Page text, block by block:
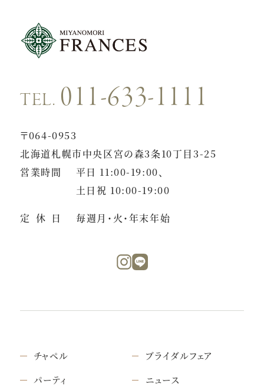
TEL. 011-633-1111
〒064-0953
北海道札幌市中央区宮の森3条10丁目3-25
営業時間
平日 11:00-19:00、
土日祝 10:00-19:00
定休日 毎週月・火・年末年始
チャペル
パーティ
ブライダルフェア
ニュース